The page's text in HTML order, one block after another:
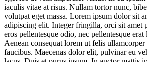
iaculis vitae at risus. Nullam tortor nunc,
volutpat eget massa. Lorem ipsum dolor sit
adipiscing elit. Integer fringilla, orci sit amet
eros pellentesque odio, nec pellentesque erat
Aenean consequat lorem ut felis
faucibus. Maecenas dolor elit, pulvinar eu